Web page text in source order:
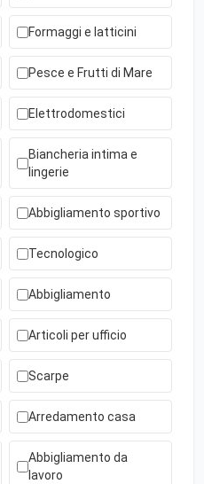
Formaggi e latticini
Pesce e Frutti di Mare
Elettrodomestici
Biancheria intima e
lingerie
Abbigliamento sportivo
Tecnologico
Abbigliamento
Articoli per ufficio
Scarpe
Arredamento casa
Abbigliamento da
lavoro